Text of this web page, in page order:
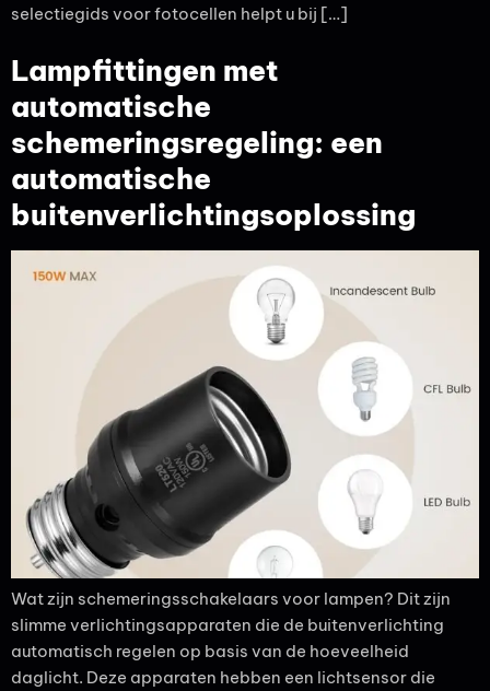
selectiegids voor fotocellen helpt u bij […]
Lampfittingen met
automatische
schemeringsregeling: een
automatische
buitenverlichtingsoplossing
Wat zijn schemeringsschakelaars voor lampen? Dit zijn
slimme verlichtingsapparaten die de buitenverlichting
automatisch regelen op basis van de hoeveelheid
daglicht. Deze apparaten hebben een lichtsensor die